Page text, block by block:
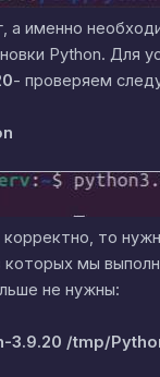
а именно
Python. Для
- проверяем
то
которых мы
не нужны:
3.9.20 /tmp/